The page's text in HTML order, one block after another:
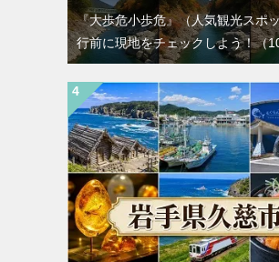
『大歩危小歩危』（人気観光スポ
行前に現地をチェックしよう！（